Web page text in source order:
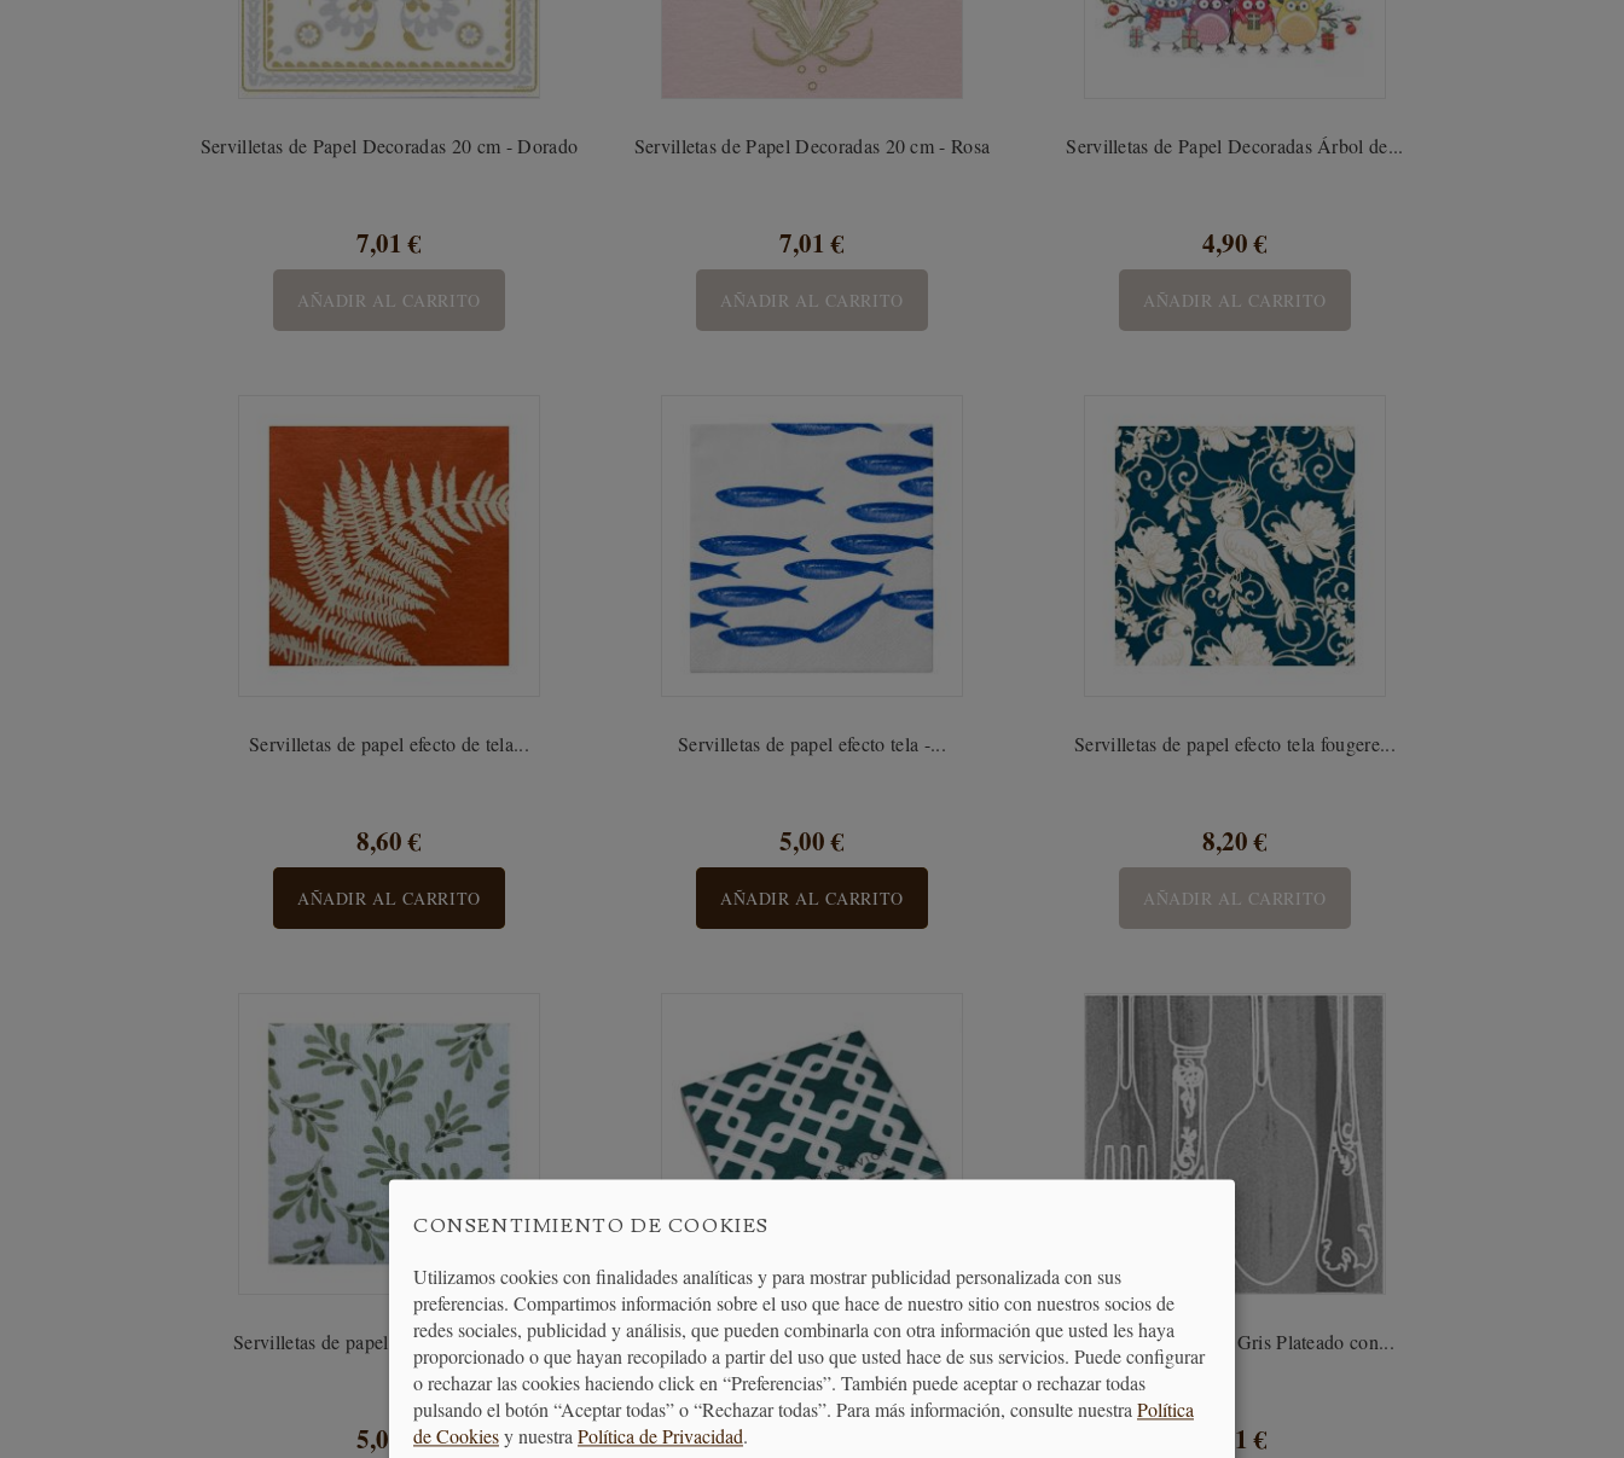
Servilletas de Papel Decoradas 20 cm - Dorado
7,01 €
AÑADIR AL CARRITO
Servilletas de Papel Decoradas 20 cm - Rosa
7,01 €
AÑADIR AL CARRITO
Servilletas de Papel Decoradas Árbol de...
4,90 €
AÑADIR AL CARRITO
Servilletas de papel efecto de tela...
8,60 €
AÑADIR AL CARRITO
Servilletas de papel efecto tela -...
5,00 €
AÑADIR AL CARRITO
Servilletas de papel efecto tela fougere...
8,20 €
AÑADIR AL CARRITO
Servilletas de papel efecto tela olivier...
5,00 €
Servilletas de Papel Entrelazado Verde Servilletas de Papel Gris Plateado con...
7,01 €
CONSENTIMIENTO DE COOKIES
Utilizamos cookies con finalidades analíticas y para mostrar publicidad personalizada con sus
preferencias. Compartimos información sobre el uso que hace de nuestro sitio con nuestros socios de
redes sociales, publicidad y análisis, que pueden combinarla con otra información que usted les haya
proporcionado o que hayan recopilado a partir del uso que usted hace de sus servicios. Puede configurar
o rechazar las cookies haciendo click en “Preferencias”. También puede aceptar o rechazar todas
pulsando el botón “Aceptar todas” o “Rechazar todas”. Para más información, consulte nuestraPolítica
de Cookiesy nuestraPolítica de Privacidad.